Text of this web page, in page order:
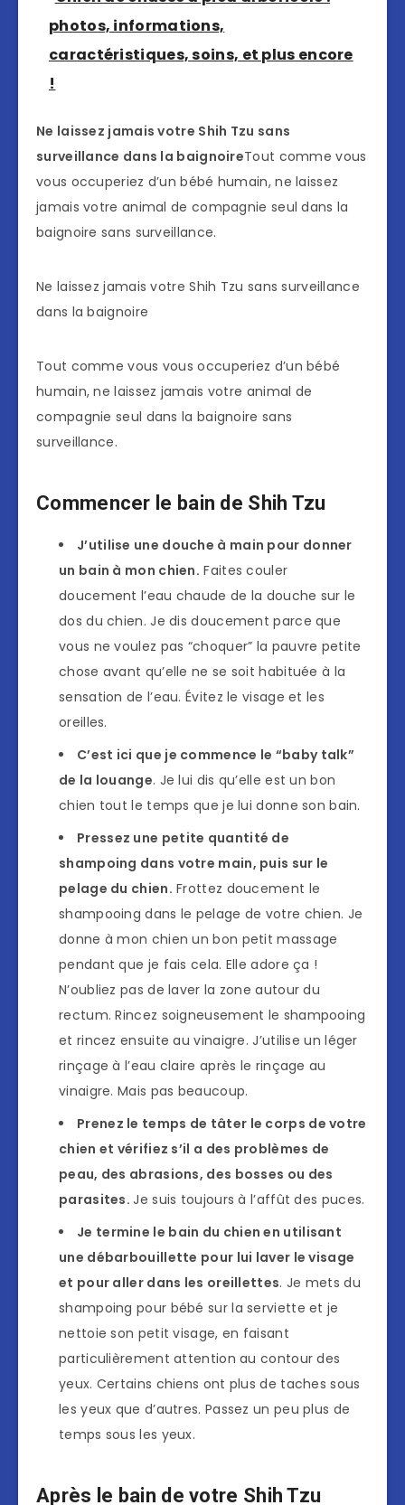
photos, informations,
caractéristiques, soins, et plus encore
!
Ne laissez jamais votre Shih Tzu sans
surveillance dans la baignoireTout comme vous
vous occuperiez d’un bébé humain, ne laissez
jamais votre animal de compagnie seul dans la
baignoire sans surveillance.
Ne laissez jamais votre Shih Tzu sans surveillance
dans la baignoire
Tout comme vous vous occuperiez d’un bébé
humain, ne laissez jamais votre animal de
compagnie seul dans la baignoire sans
surveillance.
Commencer le bain de Shih Tzu
J’utilise une douche à main pour donner
un bain à mon chien. Faites couler
doucement l’eau chaude de la douche sur le
dos du chien. Je dis doucement parce que
vous ne voulez pas “choquer” la pauvre petite
chose avant qu’elle ne se soit habituée à la
sensation de l’eau. Évitez le visage et les
oreilles.
C’est ici que je commence le “baby talk”
de la louange. Je lui dis qu’elle est un bon
chien tout le temps que je lui donne son bain.
Pressez une petite quantité de
shampoing dans votre main, puis sur le
pelage du chien. Frottez doucement le
shampooing dans le pelage de votre chien. Je
donne à mon chien un bon petit massage
pendant que je fais cela. Elle adore ça !
N’oubliez pas de laver la zone autour du
rectum. Rincez soigneusement le shampooing
et rincez ensuite au vinaigre. J’utilise un léger
rinçage à l’eau claire après le rinçage au
vinaigre. Mais pas beaucoup.
Prenez le temps de tâter le corps de votre
chien et vérifiez s’il a des problèmes de
peau, des abrasions, des bosses ou des
parasites.Je suis toujours à l’affût des puces.
Je termine le bain du chien en utilisant
une débarbouillette pour lui laver le visage
et pour aller dans les oreillettes. Je mets du
shampoing pour bébé sur la serviette et je
nettoie son petit visage, en faisant
particulièrement attention au contour des
yeux. Certains chiens ont plus de taches sous
les yeux que d’autres. Passez un peu plus de
temps sous les yeux.
Après le bain de votre Shih Tzu